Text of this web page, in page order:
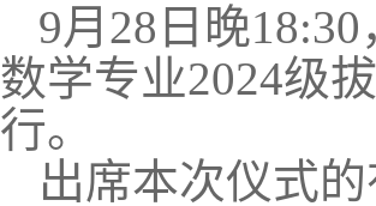
9月28日晚
数学专业2024级
行。
出席本次仪式